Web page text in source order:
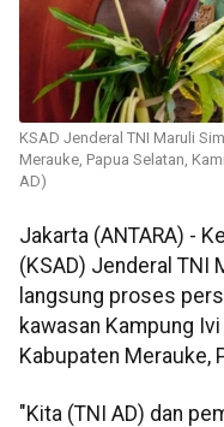
KSAD Jenderal TNI Maruli
Merauke, Papua Selatan,
AD)
Jakarta (ANTARA) -
(KSAD) Jenderal TNI
langsung proses
kawasan Kampung
Kabupaten Merauke,
"Kita (TNI AD) dan